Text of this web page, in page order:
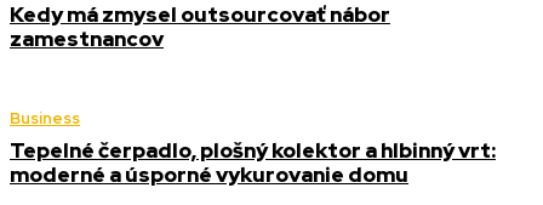
Kedy má zmysel outsourcovať nábor
zamestnancov
Business
Tepelné čerpadlo, plošný kolektor a hlbinný vrt:
moderné a úsporné vykurovanie domu